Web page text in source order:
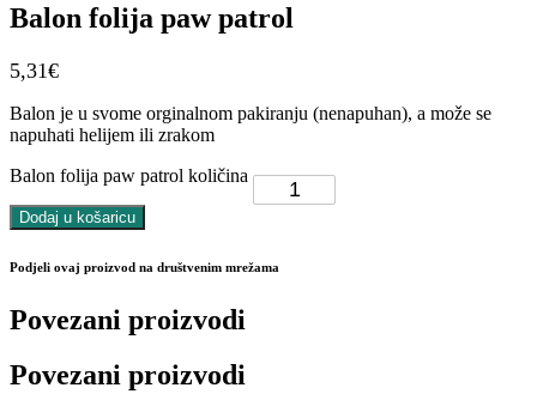
Balon folija paw patrol
5,31€
Balon je u svome orginalnom pakiranju (nenapuhan), a može se
napuhati helijem ili zrakom
Balon folija paw patrol količina
Dodaj u košaricu
Podjeli ovaj proizvod na društvenim mrežama
Povezani proizvodi
Povezani proizvodi